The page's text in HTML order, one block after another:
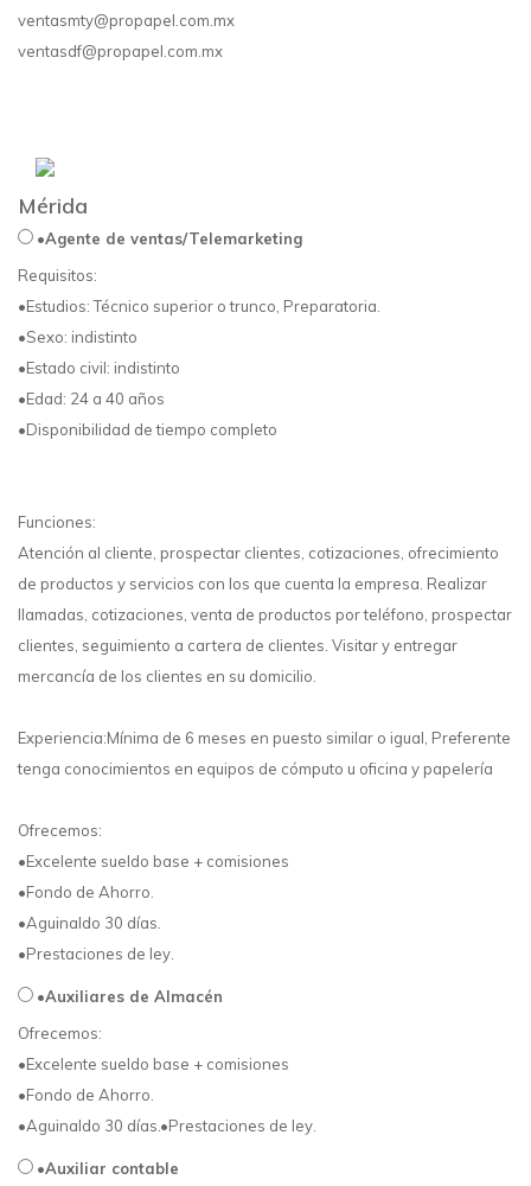
ventasmty@propapel.com.mx
ventasdf@propapel.com.mx
Mérida
•Agente de ventas/Telemarketing
Requisitos:
•Estudios: Técnico superior o trunco, Preparatoria.
•Sexo: indistinto
•Estado civil: indistinto
•Edad: 24 a 40 años
•Disponibilidad de tiempo completo
Funciones:
Atención al cliente, prospectar clientes, cotizaciones, ofrecimiento
de productos y servicios con los que cuenta la empresa. Realizar
llamadas, cotizaciones, venta de productos por teléfono, prospectar
clientes, seguimiento a cartera de clientes. Visitar y entregar
mercancía de los clientes en su domicilio.
Experiencia:Mínima de 6 meses en puesto similar o igual, Preferente
tenga conocimientos en equipos de cómputo u oficina y papelería
Ofrecemos:
•Excelente sueldo base + comisiones
•Fondo de Ahorro.
•Aguinaldo 30 días.
•Prestaciones de ley.
•Auxiliares de Almacén
Ofrecemos:
•Excelente sueldo base + comisiones
•Fondo de Ahorro.
•Aguinaldo 30 días.•Prestaciones de ley.
•Auxiliar contable